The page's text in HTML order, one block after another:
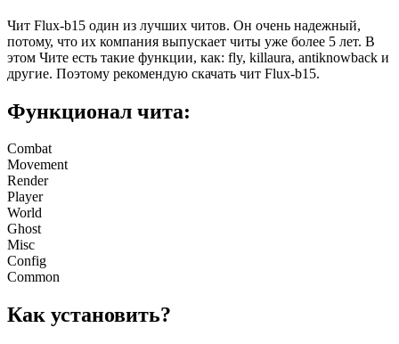
Чит Flux-b15 один из лучших читов. Он очень надежный,
потому, что их компания выпускает читы уже более 5 лет. В
этом Чите есть такие функции, как: fly, killaura, antiknowback и
другие. Поэтому рекомендую скачать чит Flux-b15.
Функционал чита:
Combat
Movement
Render
Player
World
Ghost
Misc
Config
Common
Как установить?